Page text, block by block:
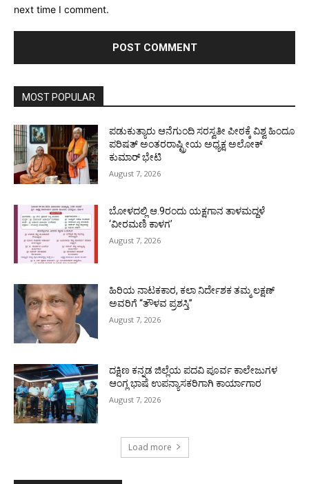
next time I comment.
MOST POPULAR
ಪಡುಕುತ್ಯಾರು ಆನೆಗುಂದಿ ಸರಸ್ವತೀ ಪೀಠಕ್ಕೆ ವಿಶ್ವ ಹಿಂದೂ
ಪರಿಷತ್ ಅಂತರರಾಷ್ಟ್ರೀಯ ಅಧ್ಯಕ್ಷ ಅಲೋಕ್
ಕುಮಾರ್ ಭೇಟಿ
August 7, 2026
ಬೋಳದಲ್ಲಿ ಆ.9ರಂದು ಯಕ್ಷಗಾನ ತಾಳಮದ್ದಳೆ
‘ವೀರಮಣಿ ಕಾಳಗ’
August 7, 2026
ಹಿರಿಯ ನಾಟಕಕಾರ, ಕಲಾ ನಿರ್ದೇಶಕ ತಮ್ಮ ಲಕ್ಷಣ್
ಅವರಿಗೆ “ತೌಳವ ಪ್ರಶಸ್ತಿ”
August 7, 2026
ದಕ್ಷಿಣ ಕನ್ನಡ ಜಿಲ್ಲೆಯ ಪದವಿ ಪೂರ್ವ ಕಾಲೇಜುಗಳ
ಆಂಗ್ಲ ಭಾಷೆ ಉಪನ್ಯಾಸಕರಿಗಾಗಿ ಕಾರ್ಯಾಗಾರ
August 7, 2026
Load more